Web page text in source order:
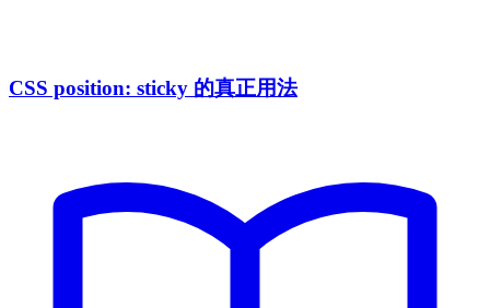
CSS position: sticky 的真正用法